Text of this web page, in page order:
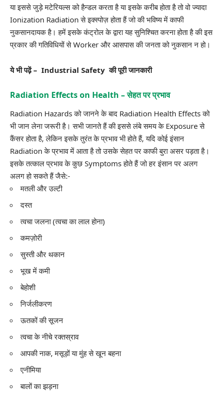
या इससे जुड़े मटेरियल्स को हैन्डल करता है या इसके करीब होता है तो वो ज्यादा
Ionization Radiation से इक्स्पोज़ होता हैं जो की भविष्य में काफी
नुकसानदायक है। हमें इसके कंट्रोल के द्वारा यह सुनिश्चित करना होता है की इस
प्रकार की गतिविधियों से Worker और आसपास की जनता को नुकसान न हो।
ये भी पढ़ें – Industrial Safety की पूरी जानकारी
Radiation Effects on Health – सेहत पर प्रभाव
Radiation Hazards को जानने के बाद Radiation Health Effects को
भी जान लेना जरूरी है। सभी जानते हैं की इससे लंबे समय के Exposure से
कैंसर होता है, लेकिन इसके तुरंत के प्रभाव भी होते हैं, यदि कोई इंसान
Radiation के प्रभाव में आता है तो उसके सेहत पर काफी बुरा असर पड़ता है।
इसके तत्काल प्रभाव के कुछ Symptoms होते हैं जो हर इंसान पर अलग
अलग हो सकते हैं जैसे:-
मतली और उल्टी
दस्त
त्वचा जलना (त्वचा का लाल होना)
कमज़ोरी
सुस्ती और थकान
भूख में कमी
बेहोशी
निर्जलीकरण
ऊतकों की सूजन
त्वचा के नीचे रक्तस्राव
आपकी नाक, मसूड़ों या मुंह से खून बहना
एनीमिया
बालों का झड़ना